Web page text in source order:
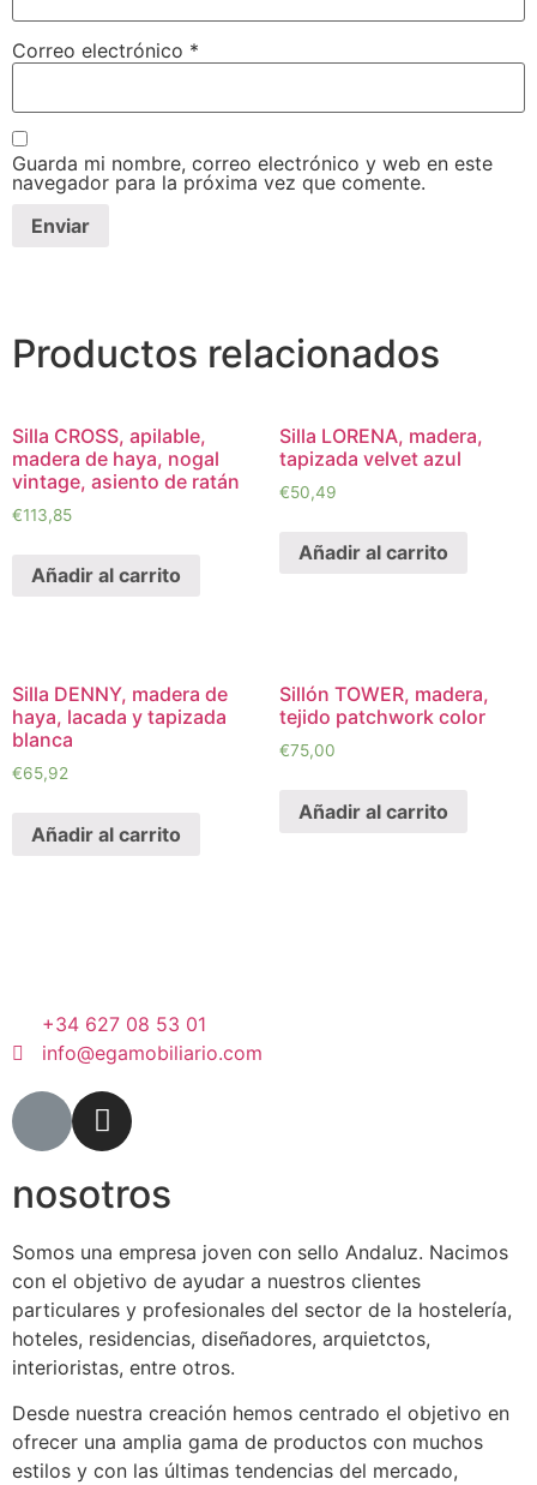
Correo electrónico *
Guarda mi nombre, correo electrónico y web en este
navegador para la próxima vez que comente.
Productos relacionados
Silla CROSS, apilable,
madera de haya, nogal
vintage, asiento de ratán
€113,85
Añadir al carrito
Silla LORENA, madera,
tapizada velvet azul
€50,49
Añadir al carrito
Silla DENNY, madera de
haya, lacada y tapizada
blanca
€65,92
Añadir al carrito
Sillón TOWER, madera,
tejido patchwork color
€75,00
Añadir al carrito
+34 627 08 53 01
info@egamobiliario.com
nosotros
Somos una empresa joven con sello Andaluz. Nacimos
con el objetivo de ayudar a nuestros clientes
particulares y profesionales del sector de la hostelería,
hoteles, residencias, diseñadores, arquietctos,
interioristas, entre otros.
Desde nuestra creación hemos centrado el objetivo en
ofrecer una amplia gama de productos con muchos
estilos y con las últimas tendencias del mercado,